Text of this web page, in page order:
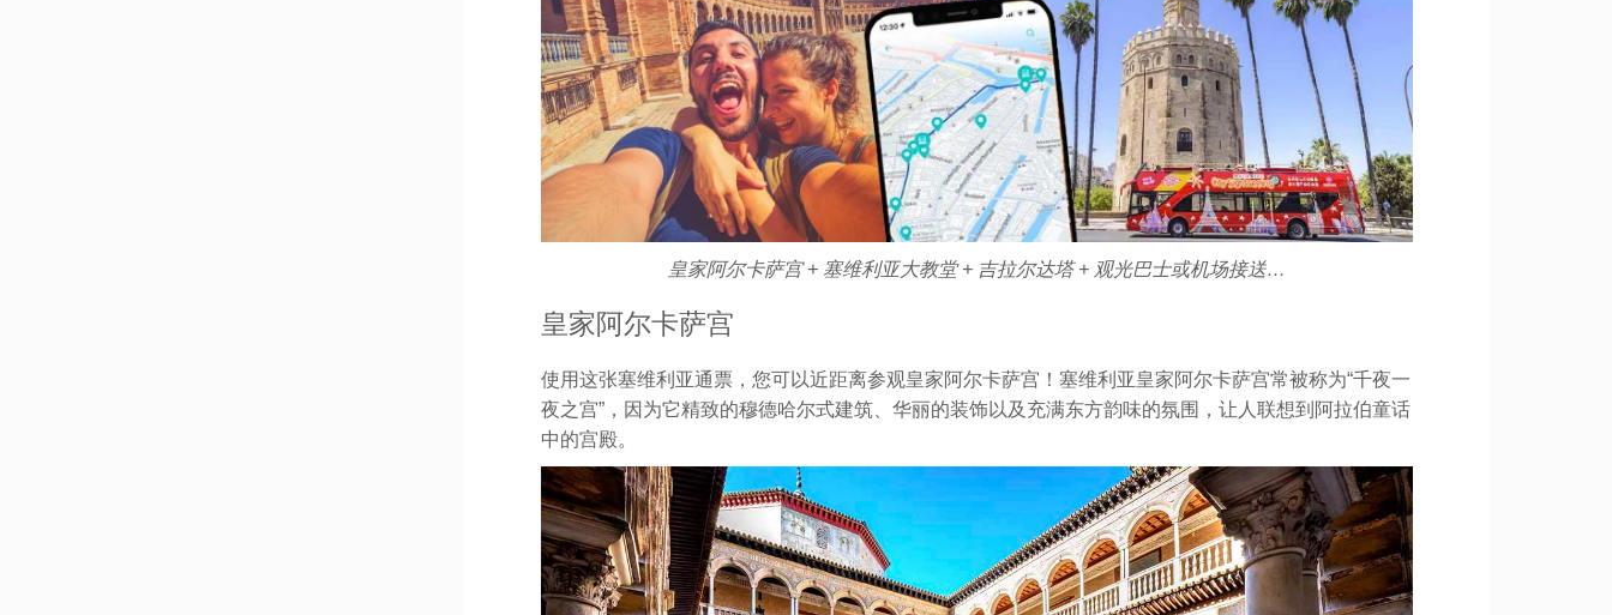
皇家阿尔卡萨宫 + 塞维利亚大教堂 + 吉拉尔达塔 + 观光巴士或机场接送…
皇家阿尔卡萨宫
使用这张塞维利亚通票，您可以近距离参观皇家阿尔卡萨宫！塞维利亚皇家阿尔卡萨宫常被称为“千夜一
夜之宫”，因为它精致的穆德哈尔式建筑、华丽的装饰以及充满东方韵味的氛围，让人联想到阿拉伯童话
中的宫殿。